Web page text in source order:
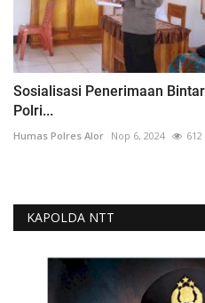
Sosialisasi Penerimaan
Polri...
Humas Polres Alor Nop 6, 2024 612
KAPOLDA NTT